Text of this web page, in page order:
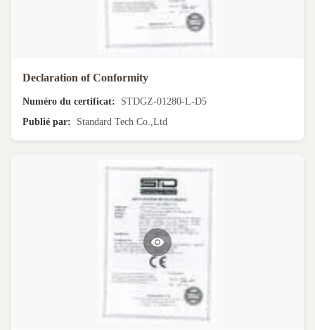
Declaration of Conformity
Numéro du certificat:
STDGZ-01280-L-D5
Publié par:
Standard Tech Co.,Ltd